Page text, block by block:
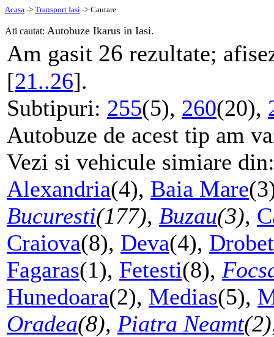
Acasa -> Transport Iasi -> Cautare
Ati cautat: Autobuze Ikarus in Iasi.
Am gasit 26 rezultate;
[21..26].
Subtipuri: 255(5), 260(20),
Autobuze de acest tip am
Vezi si vehicule simiare
Alexandria(4), Baia Mare
Bucuresti(177), Buzau(3),
Craiova(8), Deva(4),
Fagaras(1), Fetesti(8),
Hunedoara(2), Medias(5),
Oradea(8), Piatra Neamt(2)